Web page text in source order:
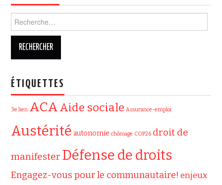
ÉTIQUETTES
3e lien ACAAide sociale Assurance-emploi
Austérité autonomie chômage COP26 droit de
manifester Défense de droits
Engagez-vous pour le communautaire! enjeux